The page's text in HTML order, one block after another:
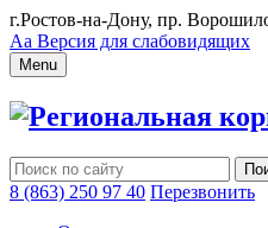
г.Ростов-на-Дону, пр.
Аа Версия для слабовидящих
Menu
Региональная
8 (863) 250 97 40 Перезвонить